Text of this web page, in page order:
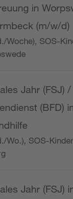
in
(m/w/d)
Woche), SOS-
Jahr (FSJ) /
(BFD)
Wo.), SOS-
Jahr (FSJ)